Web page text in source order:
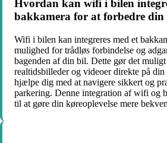
Hvordan kan wifi i bilen
bakkamera for at forbedre din
Wifi i bilen kan integreres med et
mulighed for trådløs forbindelse og
bagenden af din bil. Dette gør det
realtidsbilleder og videoer direkte på
hjælpe dig med at navigere sikkert og
parkering. Denne integration af wifi og
til at gøre din køreoplevelse mere